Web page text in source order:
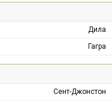
Дила
Гагра
Сент-Джонстон